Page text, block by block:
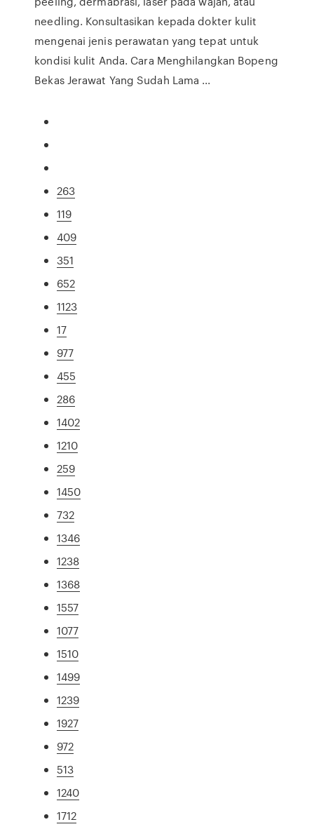
needling. Konsultasikan kepada dokter kulit
mengenai jenis perawatan yang tepat untuk
kondisi kulit Anda. Cara Menghilangkan Bopeng
Bekas Jerawat Yang Sudah Lama ...
263
119
409
351
652
1123
17
977
455
286
1402
1210
259
1450
732
1346
1238
1368
1557
1077
1510
1499
1239
1927
972
513
1240
1712